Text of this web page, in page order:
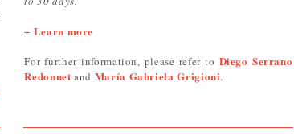
+ Learn more
For further information, please refer to Diego Serrano
Redonnet and María Gabriela Grigioni.